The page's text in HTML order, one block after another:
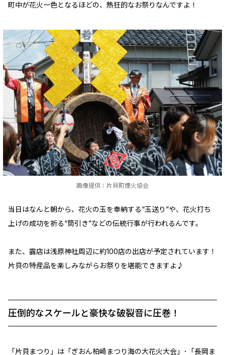
町中が花火一色となるほどの、熱狂的なお祭りなんですよ！
画像提供：片貝町煙火協会
当日はなんと朝から、花火の玉を奉納する“玉送り”や、花火打ち
上げの成功を祈る“筒引き”などの伝統行事が行われるんです。
また、露店は浅原神社周辺に約100店の出店が予定されています！
片貝の特産品を楽しみながらお祭りを堪能できますよ♪
圧倒的なスケールと豪快な破裂音に圧巻！
「片貝まつり」は「ぎおん柏崎まつり海の大花火大会」･「長岡ま